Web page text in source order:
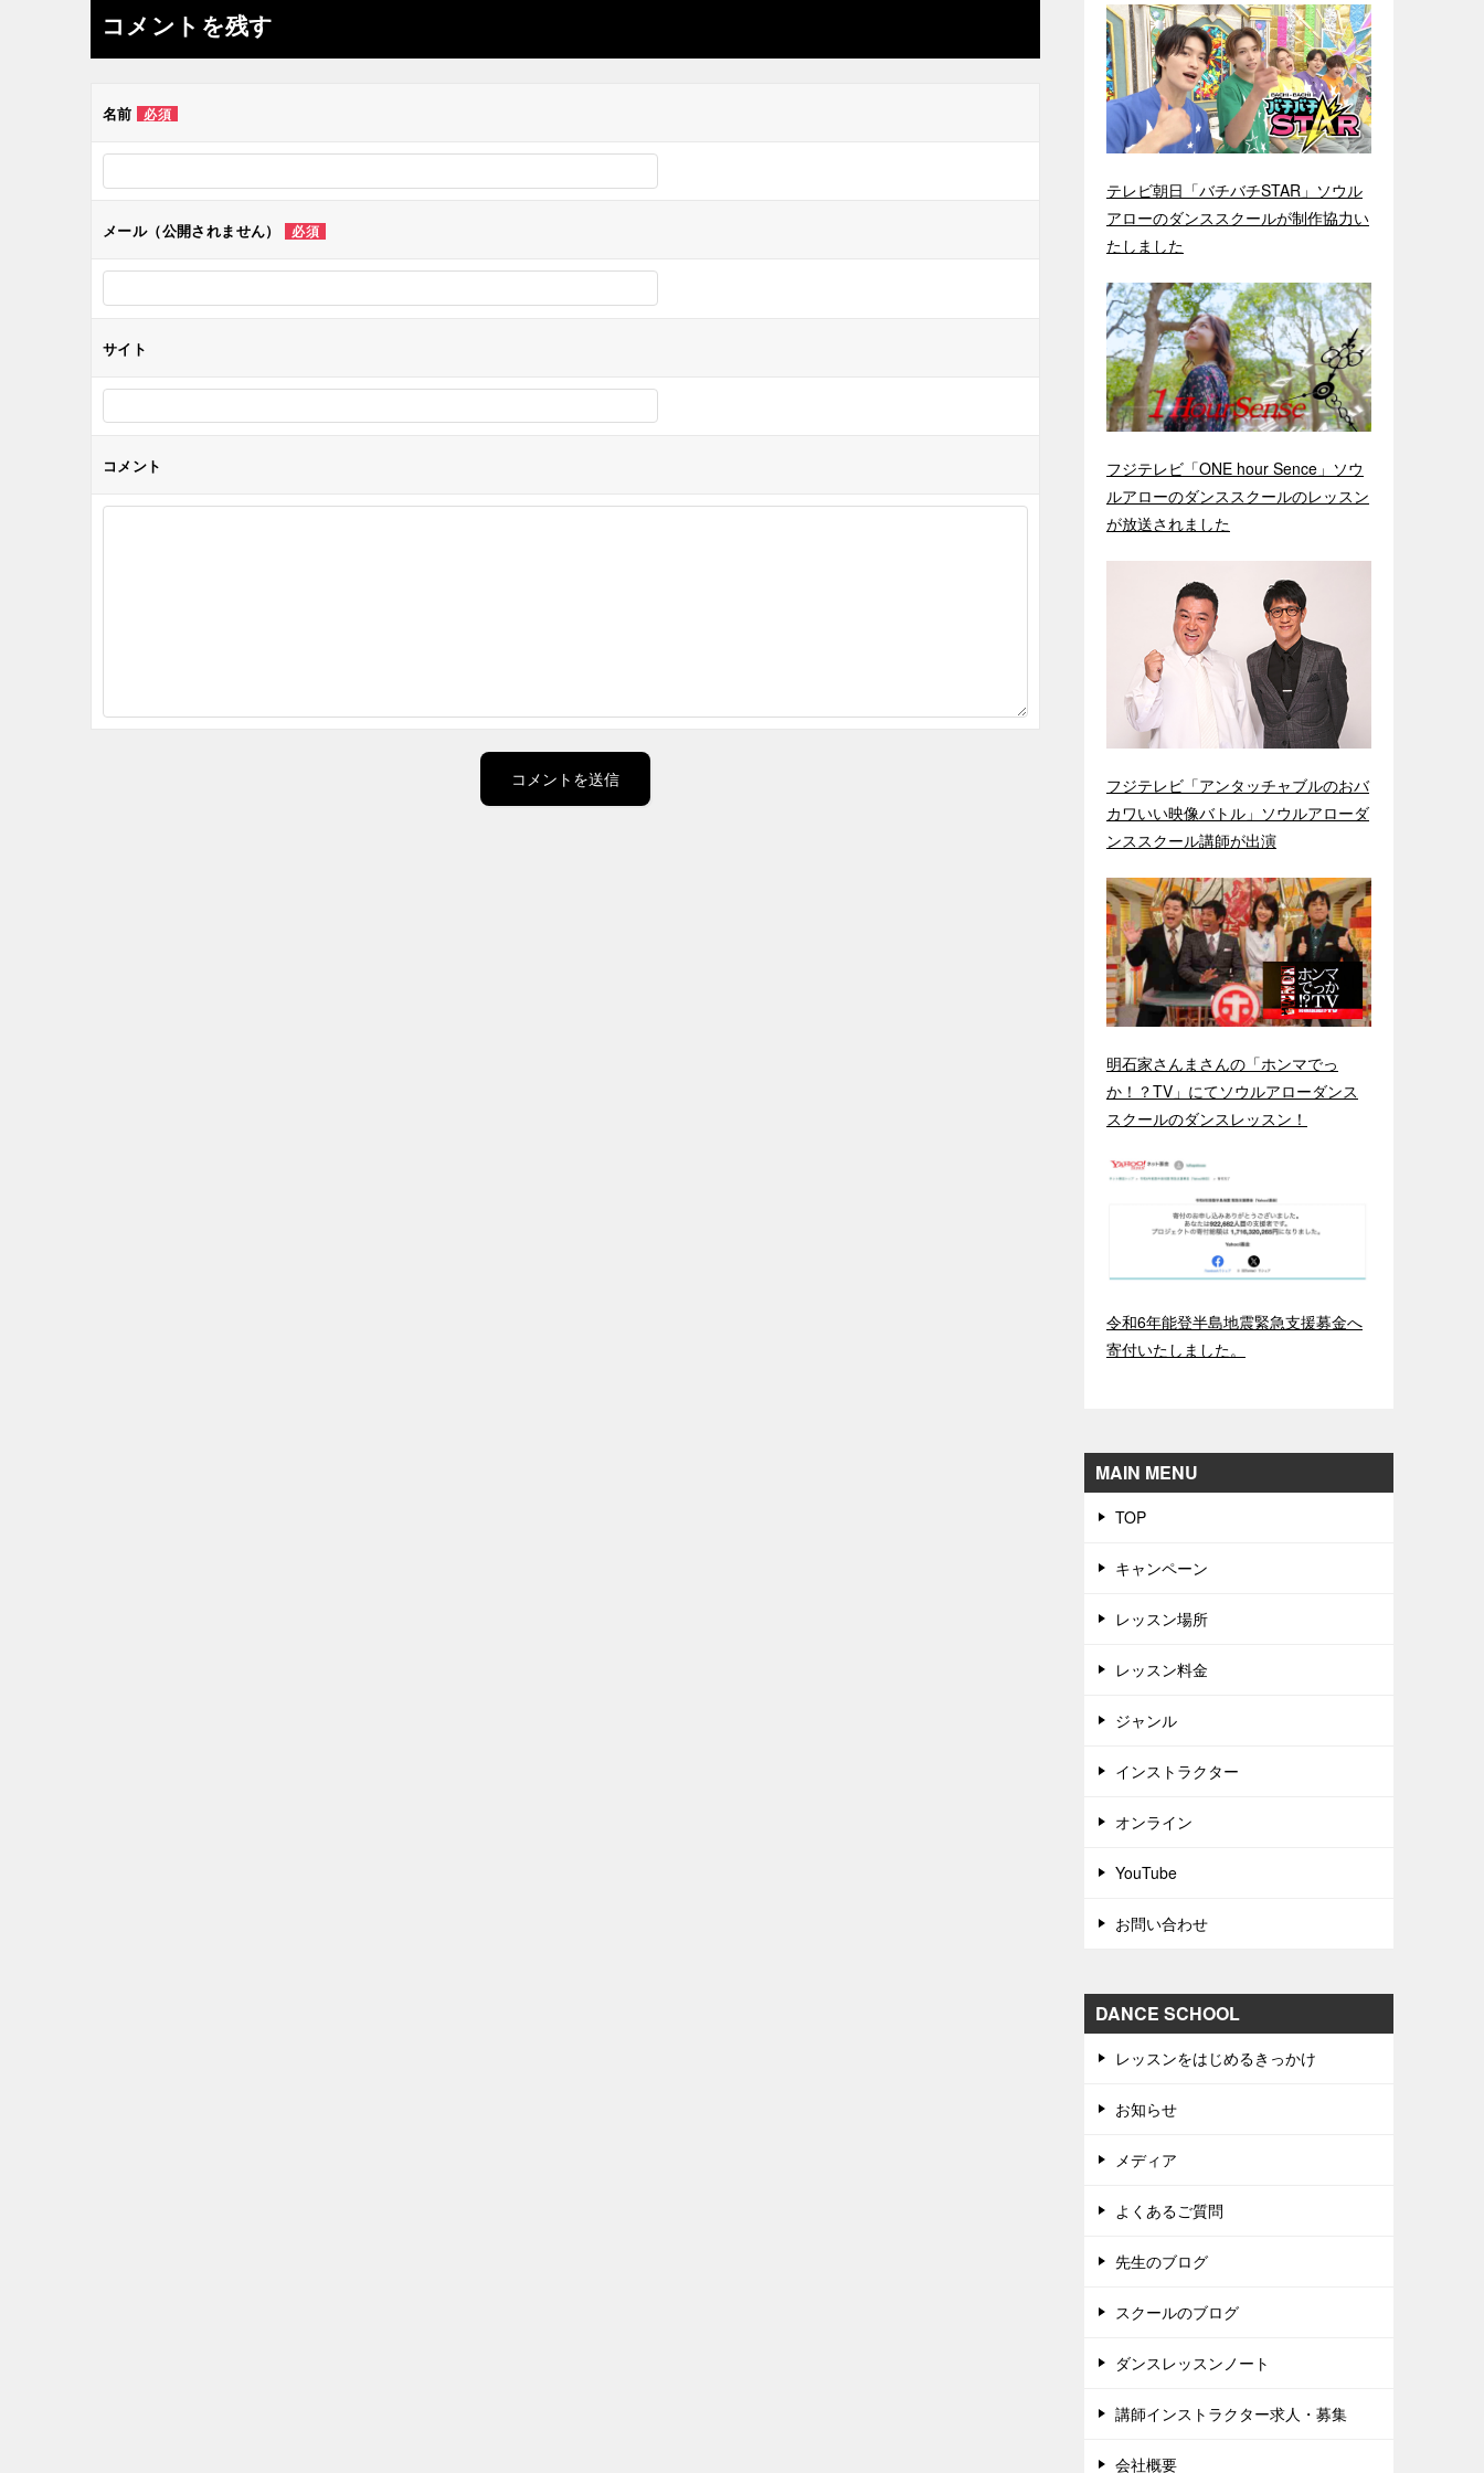
ナ
ビ
ゲ
ー
ン
コメントを残す
名前 必須
メール（公開されません） 必須
サイト
コメント
テレビ朝日「バチバチSTAR」ソウル
アローのダンススクールが制作協力い
たしました
フジテレビ「ONE hour Sence」ソウ
ルアローのダンススクールのレッスン
が放送されました
フジテレビ「アンタッチャブルのおバ
カワいい映像バトル」ソウルアローダ
ンススクール講師が出演
明石家さんまさんの「ホンマでっ
か！？TV」にてソウルアローダンス
スクールのダンスレッスン！
令和6年能登半島地震緊急支援募金へ
寄付いたしました。
MAIN MENU
TOP
キャンペーン
レッスン場所
レッスン料金
ジャンル
インストラクター
オンライン
YouTube
お問い合わせ
DANCE SCHOOL
レッスンをはじめるきっかけ
お知らせ
メディア
よくあるご質問
先生のブログ
スクールのブログ
ダンスレッスンノート
講師インストラクター求人・募集
会社概要